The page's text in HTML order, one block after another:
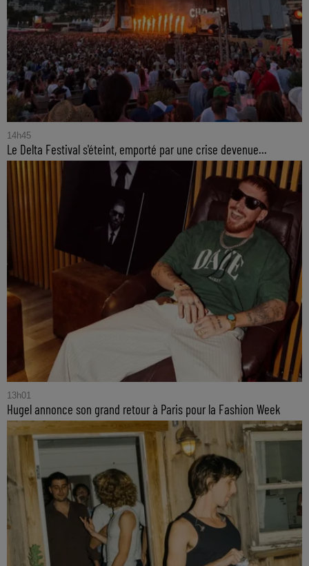
14h45
Le Delta Festival s'éteint, emporté par une crise devenue...
13h01
Hugel annonce son grand retour à Paris pour la Fashion Week